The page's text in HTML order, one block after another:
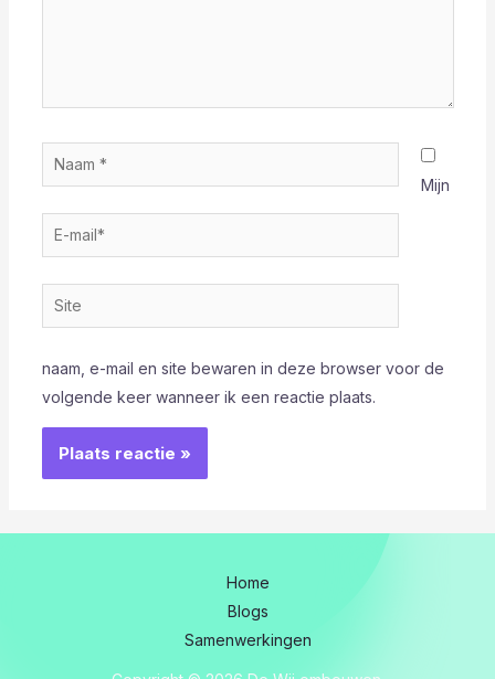
Naam
*
E-
mail*
Site
Mijn
naam, e-mail en site bewaren in deze browser voor de
volgende keer wanneer ik een reactie plaats.
Home
Blogs
Samenwerkingen